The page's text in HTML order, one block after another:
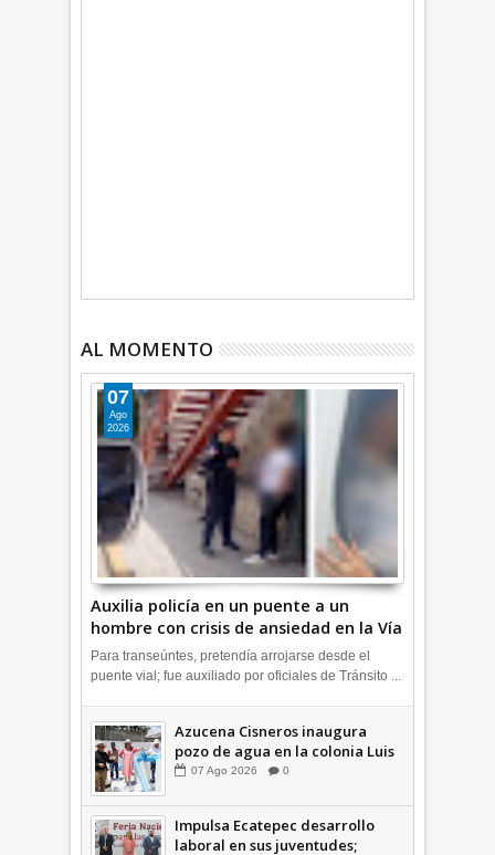
AL MOMENTO
Auxilia policía en un puente a un
hombre con crisis de ansiedad en la Vía
Morelos | INFORMATIVA
07
Ago
2026
Para transeúntes, pretendía arrojarse desde el
puente vial; fue auxiliado por oficiales de Tránsito ...
Azucena Cisneros inaugura
pozo de agua en la colonia Luis
Donaldo Colosio +Video |
07 Ago 2026 0
Impulsa Ecatepec desarrollo
laboral en sus juventudes;